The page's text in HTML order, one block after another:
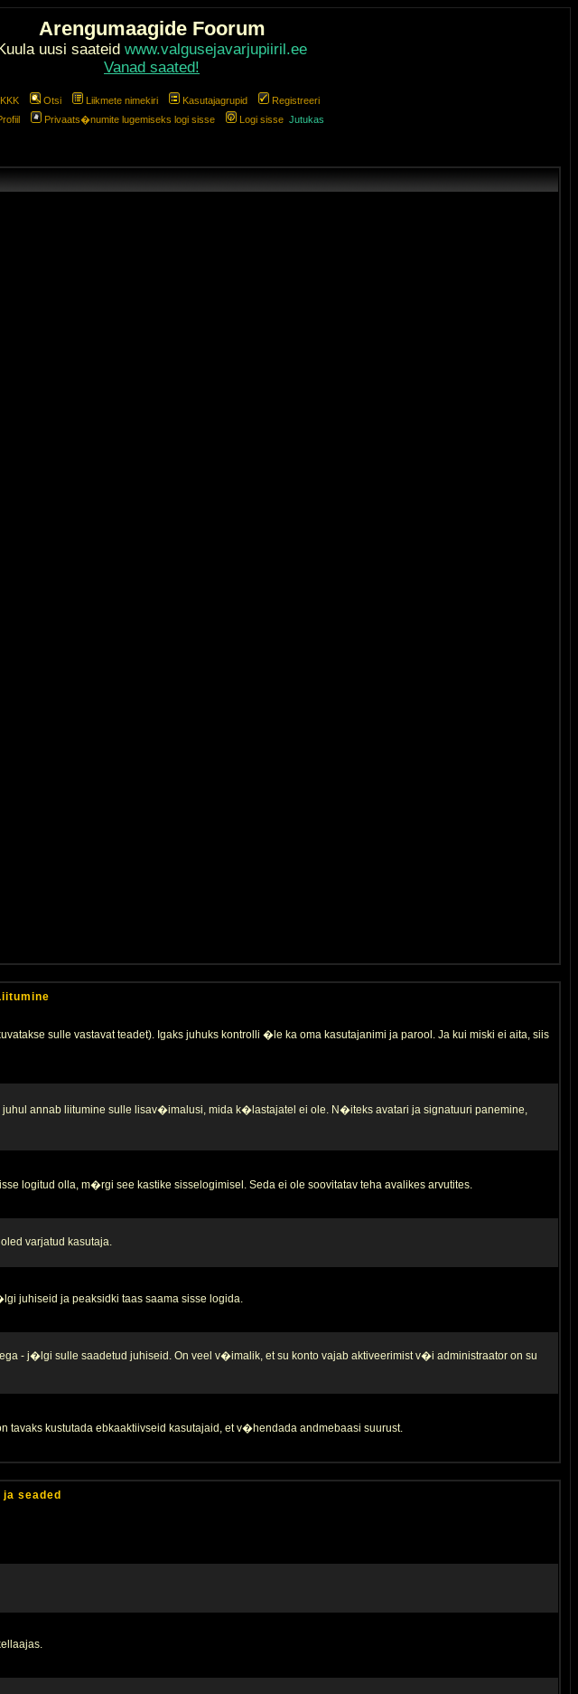
Arengumaagide Foorum
uusi saateid www.valgusejavarjupiiril.ee
Vanad saated!
KKK Otsi Liikmete nimekiri Kasutajagrupid
Registreeri
Privaats�numite lugemiseks logi sisse Logi sisse Jutukas
sulle vastavat teadet). Igaks juhuks kontrolli �le ka oma kasutajanimi ja parool. Ja kui miski ei aita, siis
annab liitumine sulle lisav�imalusi, mida k�lastajatel ei ole. N�iteks avatari ja signatuuri panemine,
logitud olla, m�rgi see kastike sisselogimisel. Seda ei ole soovitatav teha avalikes arvutites.
varjatud kasutaja.
juhiseid ja peaksidki taas saama sisse logida.
- j�lgi sulle saadetud juhiseid. On veel v�imalik, et su konto vajab aktiveerimist v�i administraator on su
tavaks kustutada ebkaaktiivseid kasutajaid, et v�hendada andmebaasi suurust.
seaded